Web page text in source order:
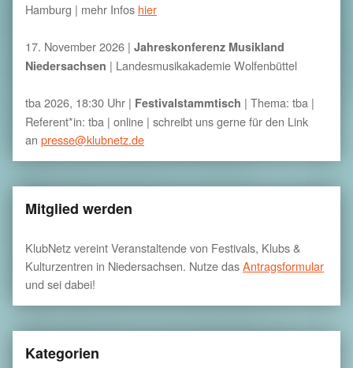
Hamburg | mehr Infos hier
17. November 2026 | Jahreskonferenz Musikland
Niedersachsen | Landesmusikakademie Wolfenbüttel
tba 2026, 18:30 Uhr | Festivalstammtisch | Thema: tba |
Referent*in: tba | online | schreibt uns gerne für den Link
an presse@klubnetz.de
Mitglied werden
KlubNetz vereint Veranstaltende von Festivals, Klubs &
Kulturzentren in Niedersachsen. Nutze dasAntragsformular
und sei dabei!
Kategorien